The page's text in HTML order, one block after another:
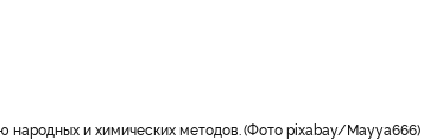
народных и химических методов. Фото pixabay/Mayya666